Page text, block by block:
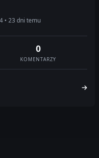
• 23 dni temu
0
KOMENTARZY